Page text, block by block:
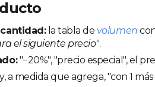
la tabla de volumen
el siguiente precio".
"−20%", "precio especial", el
a medida que agrega, "con 1 más